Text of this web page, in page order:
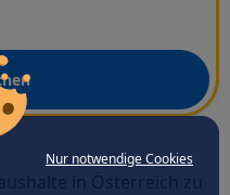
Nur notwendige Cookies
in Österreich zu